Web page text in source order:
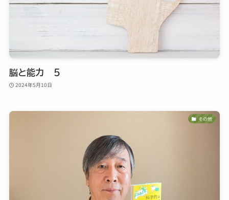
脳と能力 ５
2024年5月10日
その他